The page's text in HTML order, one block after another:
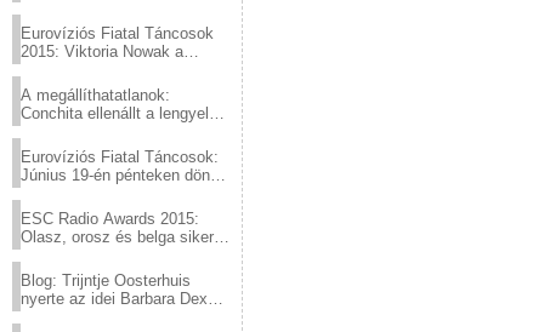
Eurovíziós Fiatal Táncosok
2015: Viktoria Nowak a
A megállíthatatlanok:
Conchita ellenállt a lengyel
Eurovíziós Fiatal Táncosok:
Június 19-én pénteken döntő
ESC Radio Awards 2015:
Olasz, orosz és belga siker,
Blog: Trijntje Oosterhuis
nyerte az idei Barbara Dex